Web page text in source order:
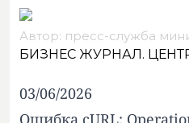
Автор: пресс-служба
БИЗНЕС ЖУРНАЛ.
03/06/2026
Ошибка cURL: